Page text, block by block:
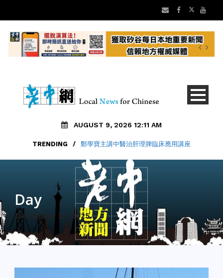
AUGUST 9, 2026 12:11 AM
TRENDING / 鄭學寶主講中醫治肝理脾臨床應用講座
Day
December 30, 2025